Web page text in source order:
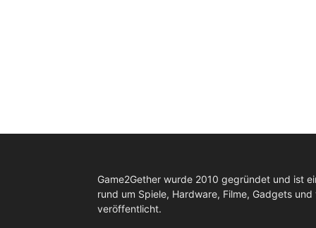
Game2Gether wurde 2010 gegründet und ist
rund um Spiele, Hardware, Filme, Gadgets
veröffentlicht.